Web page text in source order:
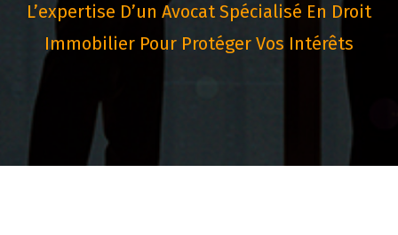
L’expertise D’un Avocat Spécialisé En Droit
Immobilier Pour Protéger Vos Intérêts